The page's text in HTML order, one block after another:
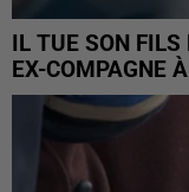
IL TUE SON
EX-COMPAGNE